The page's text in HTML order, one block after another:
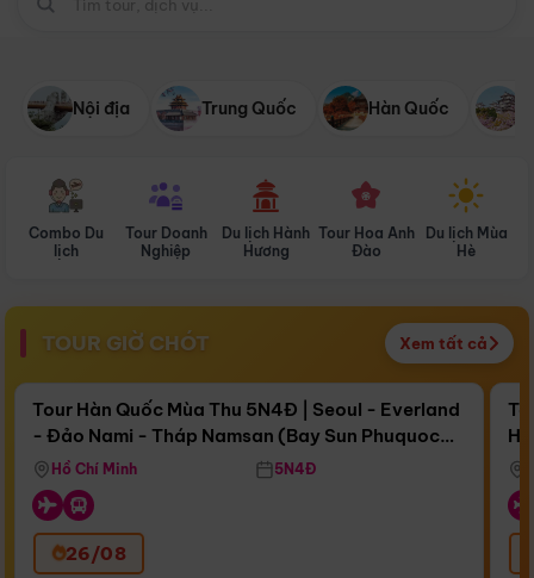
Nội địa Trung Quốc Hàn Quốc
Combo Du
lịch
Tour Doanh
Nghiệp
Du lịch Hành
Hương
Tour Hoa Anh
Đào
Du lịch Mùa
Hè
TOUR GIỜ CHÓT Xem tất cả
Còn17 ngày 04:36:59
Bay Sun Phuquoc Airways
Điểm nổi bật
Tour Hàn Quốc Mùa Thu 5N4Đ | Seoul - Everland
- Đảo Nami - Tháp Namsan (Bay Sun Phuquoc
Airways)
Hồ Chí Minh 5N4Đ
26/08